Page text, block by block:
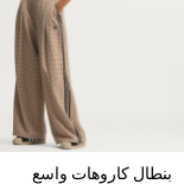
بنطال كاروهات واسع